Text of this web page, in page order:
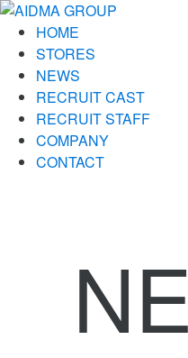
HOME
STORES
NEWS
RECRUIT CAST
RECRUIT STAFF
COMPANY
CONTACT